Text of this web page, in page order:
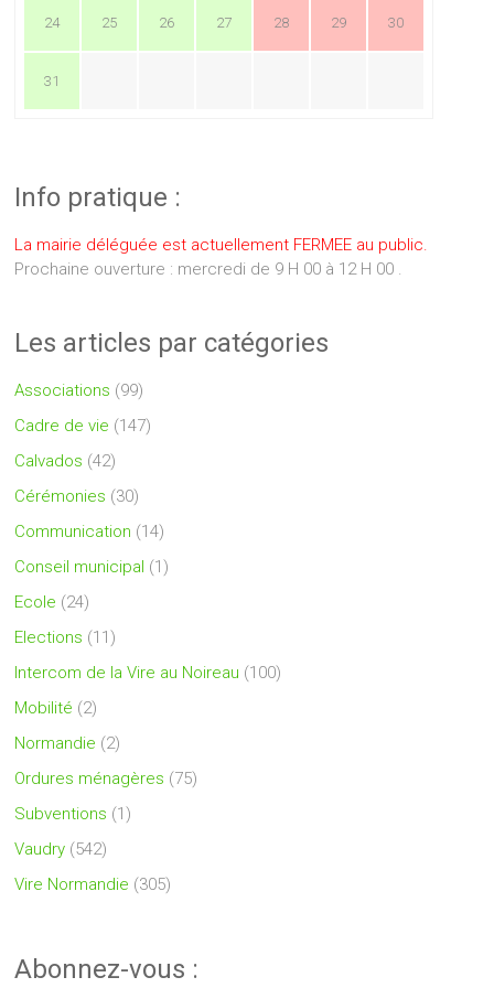
24 25 26 27 28 29 30
31
Info pratique :
La mairie déléguée est actuellement FERMEE au public.
Prochaine ouverture : mercredi de 9 H 00 à 12 H 00 .
Les articles par catégories
Associations (99)
Cadre de vie (147)
Calvados (42)
Cérémonies (30)
Communication (14)
Conseil municipal (1)
Ecole (24)
Elections (11)
Intercom de la Vire au Noireau (100)
Mobilité (2)
Normandie (2)
Ordures ménagères (75)
Subventions (1)
Vaudry (542)
Vire Normandie (305)
Abonnez-vous :